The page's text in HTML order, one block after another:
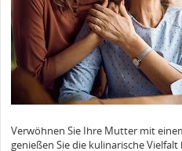
Verwöhnen Sie Ihre Mutter mit
genießen Sie die kulinarische